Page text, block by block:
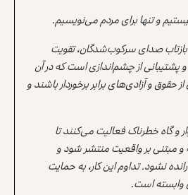
و تنها برای مردم می‌نویسیم.
صدای سرکوب‌شدگان، تقویت
از چشم‌اندازی است که در آن
و آزادی‌های برابر برخوردار باشند و
و گاه خطرناک فعالیت می‌کنند تا
مبتنی بر واقعیت منتشر شود و
نشود. تداوم این کار، به حمایت
وابسته است.